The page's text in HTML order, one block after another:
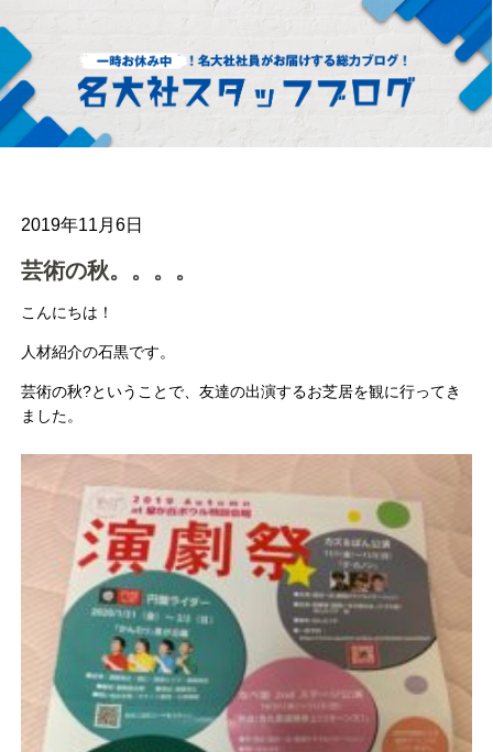
2019年11月6日
芸術の秋。。。。
こんにちは！
人材紹介の石黒です。
芸術の秋?ということで、友達の出演するお芝居を観に行ってき
ました。